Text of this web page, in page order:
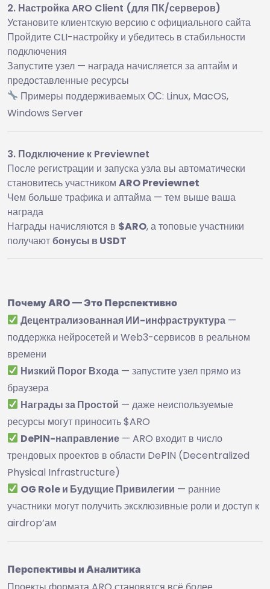
2. Настройка ARO Client (для ПК/серверов)
Установите клиентскую версию с официального сайта
Пройдите CLI-настройку и убедитесь в стабильности
подключения
Запустите узел — награда начисляется за аптайм и
предоставленные ресурсы
Примеры поддерживаемых ОС: Linux, MacOS,
Windows Server
3. Подключение к Previewnet
После регистрации и запуска узла вы автоматически
становитесь участником ARO Previewnet
Чем больше трафика и аптайма — тем выше ваша
награда
Награды начисляются в $ARO, а топовые участники
получаютбонусы в USDT
Почему ARO — Это Перспективно
Децентрализованная ИИ-инфраструктура —
поддержка нейросетей и Web3-сервисов в реальном
времени
Низкий Порог Входа — запустите узел прямо из
браузера
Награды за Простой — даже неиспользуемые
ресурсы могут приносить $ARO
DePIN-направление — ARO входит в число
трендовых проектов в области DePIN (Decentralized
Physical Infrastructure)
OG Role и Будущие Привилегии — ранние
участники могут получить эксклюзивные роли и доступ к
airdrop’ам
Перспективы и Аналитика